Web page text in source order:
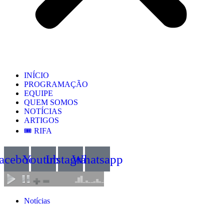
INÍCIO
PROGRAMAÇÃO
EQUIPE
QUEM SOMOS
NOTÍCIAS
ARTIGOS
🎟️ RIFA
YoutubeInstagramWhatsapp
Notícias